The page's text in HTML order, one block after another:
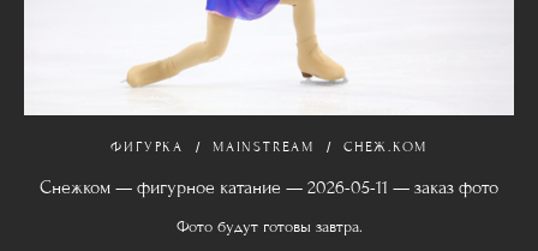
ФИГУРКА MAINSTREAM СНЕЖ.КОМ
Снежком — фигурное катание — 2026-05-11 — заказ фото
Фото будут готовы завтра.